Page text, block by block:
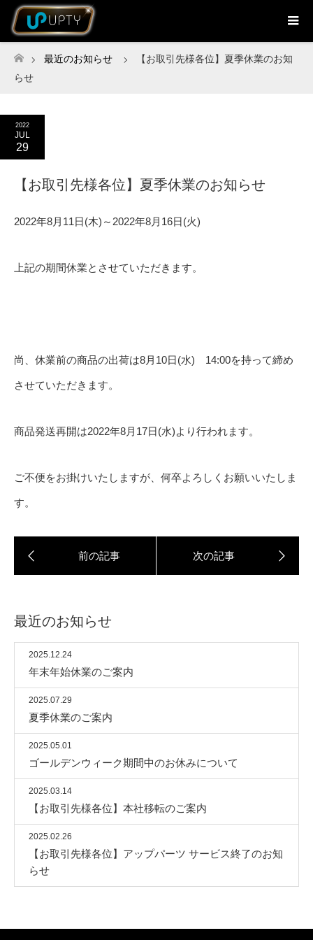
ホーム
最近のお知らせ
【お取引先様各位】夏季休業のお知
らせ
2022
JUL
29
【お取引先様各位】夏季休業のお知らせ
2022年8月11日(木)～2022年8月16日(火)
上記の期間休業とさせていただきます。
尚、休業前の商品の出荷は8月10日(水) 14:00を持って締め
させていただきます。
商品発送再開は2022年8月17日(水)より行われます。
ご不便をお掛けいたしますが、何卒よろしくお願いいたしま
す。
最近のお知らせ
2025.12.24
年末年始休業のご案内
2025.07.29
夏季休業のご案内
2025.05.01
ゴールデンウィーク期間中のお休みについて
2025.03.14
【お取引先様各位】本社移転のご案内
2025.02.26
【お取引先様各位】アップパーツ サービス終了のお知
らせ